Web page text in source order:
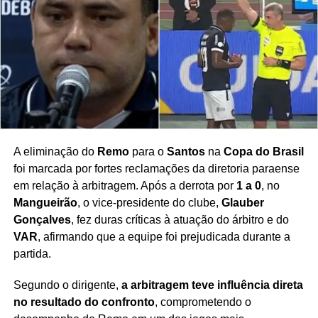
clube neste período de transferências.
Redação Saiba+
A eliminação do Remopara o Santosna Copa do Brasil
foi marcada por fortes reclamações da diretoria paraense
em relação à arbitragem. Após a derrota por 1 a 0, no
Mangueirão, o vice-presidente do clube, Glauber
Gonçalves, fez duras críticas à atuação do árbitro e do
VAR, afirmando que a equipe foi prejudicada durante a
partida.
Segundo o dirigente, a arbitragem teve influência direta
no resultado do confronto, comprometendo o